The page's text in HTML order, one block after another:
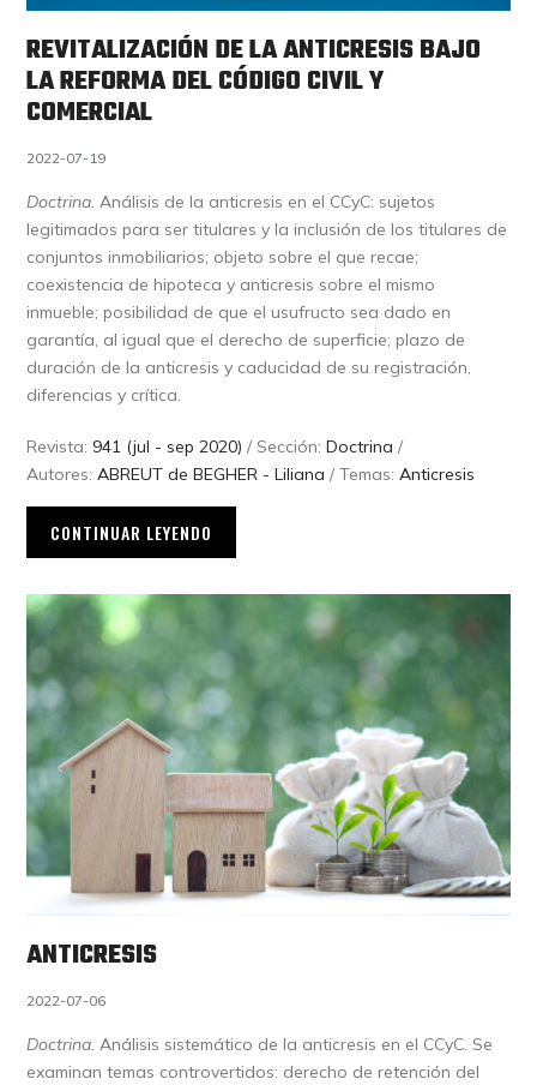
REVITALIZACIÓN DE LA ANTICRESIS BAJO
LA REFORMA DEL CÓDIGO CIVIL Y
COMERCIAL
2022-07-19
Doctrina. Análisis de la anticresis en el CCyC: sujetos
legitimados para ser titulares y la inclusión de los titulares de
conjuntos inmobiliarios; objeto sobre el que recae;
coexistencia de hipoteca y anticresis sobre el mismo
inmueble; posibilidad de que el usufructo sea dado en
garantía, al igual que el derecho de superficie; plazo de
duración de la anticresis y caducidad de su registración,
diferencias y crítica.
Revista: 941 (jul - sep 2020) / Sección:Doctrina /
Autores:ABREUT de BEGHER - Liliana / Temas:Anticresis
CONTINUAR LEYENDO
ANTICRESIS
2022-07-06
Doctrina. Análisis sistemático de la anticresis en el CCyC. Se
examinan temas controvertidos: derecho de retención del